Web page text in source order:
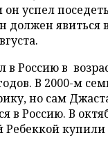
успел
должен явиться
в Россию в
В 2000-м
но сам
в Россию. В
Ребеккой